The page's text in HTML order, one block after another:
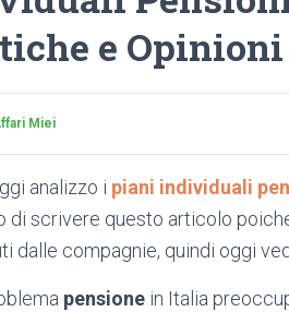
e Opinioni
Miei
analizzo i piani individuali
di scrivere questo articolo
dalle compagnie, quindi oggi
pensione in Italia